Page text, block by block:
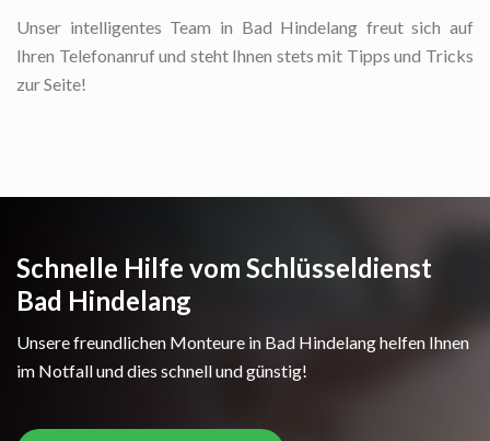
Unser intelligentes Team in Bad Hindelang freut sich auf
Ihren Telefonanruf und steht Ihnen stets mit Tipps und Tricks
zur Seite!
Schnelle Hilfe vom Schlüsseldienst
Bad Hindelang
Unsere freundlichen Monteure in Bad Hindelang helfen Ihnen
im Notfall und dies schnell und günstig!